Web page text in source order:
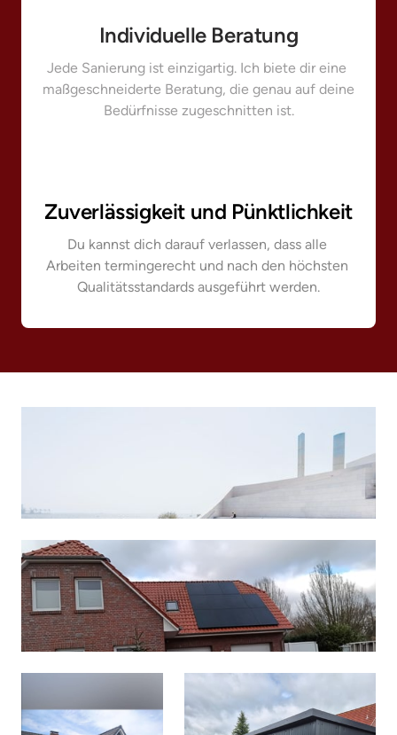
Individuelle Beratung
Jede Sanierung ist einzigartig. Ich biete dir eine
maßgeschneiderte Beratung, die genau auf deine
Bedürfnisse zugeschnitten ist.
Zuverlässigkeit und Pünktlichkeit
Du kannst dich darauf verlassen, dass alle
Arbeiten termingerecht und nach den höchsten
Qualitätsstandards ausgeführt werden.